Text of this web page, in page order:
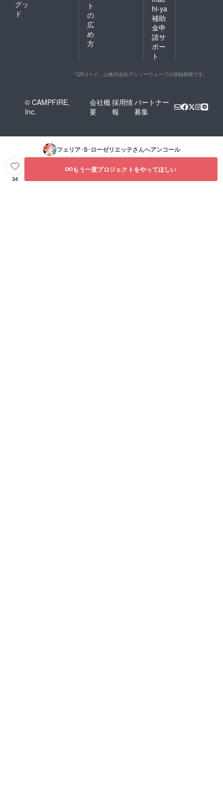
グッ
ド
ト
の
広
め
方
hi-ya
補助
金申
請サ
ポー
ト
「QRコード」は株式会社デンソーウェーブの登録商標です。
© CAMPFIRE,
Inc.
会社概
要
採用情
報
パートナー
募集
フェリア･S･ローゼリエッテさんへアンコール
34
もう一度プロジェクトをやってほしい